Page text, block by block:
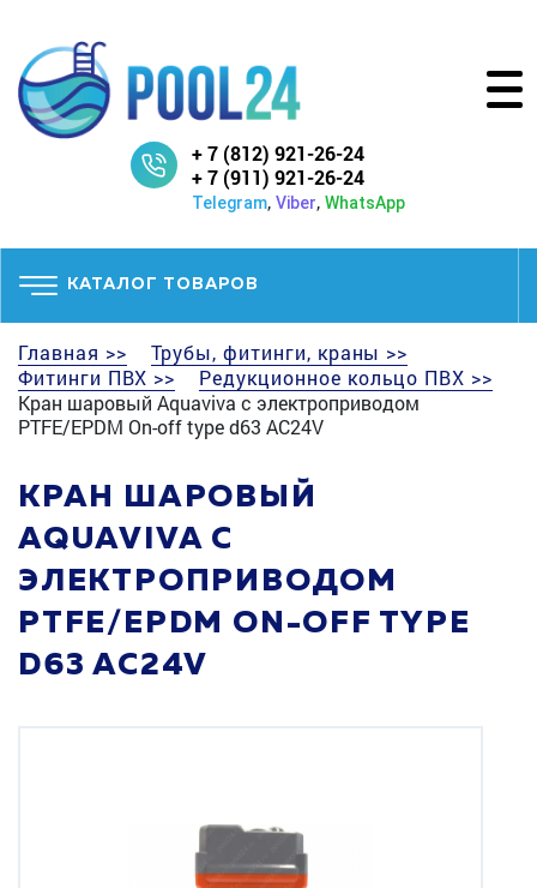
+ 7 (812) 921-26-24
+ 7 (911) 921-26-24
Telegram, Viber, WhatsApp
КАТАЛОГ ТОВАРОВ
Главная >>
Трубы, фитинги, краны >>
Фитинги ПВХ >>
Редукционное кольцо ПВХ >>
Кран шаровый Aquaviva с электроприводом
PTFE/EPDM On-off type d63 AC24V
КРАН ШАРОВЫЙ
AQUAVIVA С
ЭЛЕКТРОПРИВОДОМ
PTFE/EPDM ON-OFF TYPE
D63 AC24V